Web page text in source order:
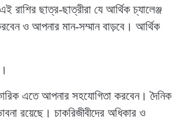
ছাত্র-ছাত্রীরা যে আর্থিক চ্যালেঞ্জ
ও আপনার মান-সম্মান বাড়বে। আর্থিক
এতে আপনার সহযোগিতা করবেন। দৈনিক
রয়েছে। চাকরিজীবীদের অধিকার ও